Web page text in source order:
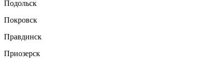
Подольск
Покровск
Правдинск
Приозерск